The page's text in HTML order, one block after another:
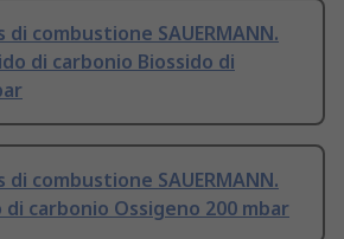
combustione SAUERMANN.
di carbonio Biossido di
combustione SAUERMANN.
di carbonio Ossigeno 200 mbar